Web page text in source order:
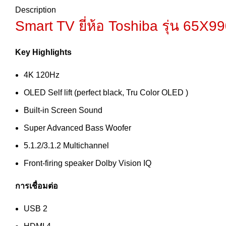
Description
Smart TV ยี่ห้อ Toshiba รุ่น
Key Highlights
4K 120Hz
OLED Self lift (perfect black, Tru Color OLED )
Built-in Screen Sound
Super Advanced Bass Woofer
5.1.2/3.1.2 Multichannel
Front-firing speaker Dolby Vision IQ
การเชื่อมต่อ
USB 2